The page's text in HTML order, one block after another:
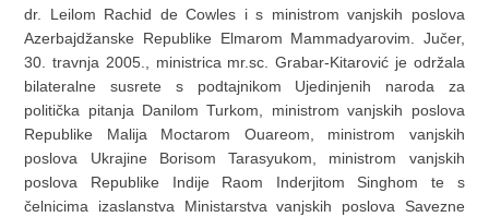
dr. Leilom Rachid de Cowles i s ministrom vanjskih poslova
Azerbajdžanske Republike Elmarom Mammadyarovim. Jučer,
30. travnja 2005., ministrica mr.sc. Grabar-Kitarović je održala
bilateralne susrete s podtajnikom Ujedinjenih naroda za
politička pitanja Danilom Turkom, ministrom vanjskih poslova
Republike Malija Moctarom Ouareom, ministrom vanjskih
poslova Ukrajine Borisom Tarasyukom, ministrom vanjskih
poslova Republike Indije Raom Inderjitom Singhom te s
čelnicima izaslanstva Ministarstva vanjskih poslova Savezne